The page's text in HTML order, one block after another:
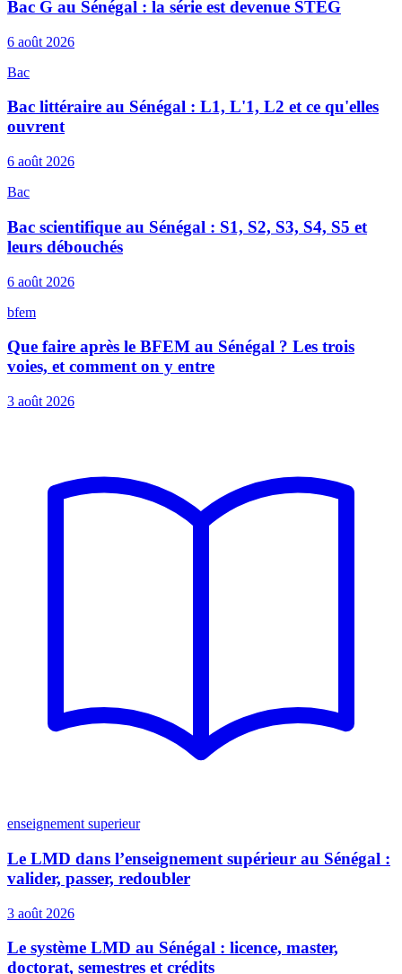
Bac G au Sénégal : la série est devenue STEG
6 août 2026
Bac
Bac littéraire au Sénégal : L1, L'1, L2 et ce qu'elles
ouvrent
6 août 2026
Bac
Bac scientifique au Sénégal : S1, S2, S3, S4, S5 et
leurs débouchés
6 août 2026
bfem
Que faire après le BFEM au Sénégal ? Les trois
voies, et comment on y entre
3 août 2026
enseignement superieur
Le LMD dans l’enseignement supérieur au Sénégal :
valider, passer, redoubler
3 août 2026
Le système LMD au Sénégal : licence, master,
doctorat, semestres et crédits